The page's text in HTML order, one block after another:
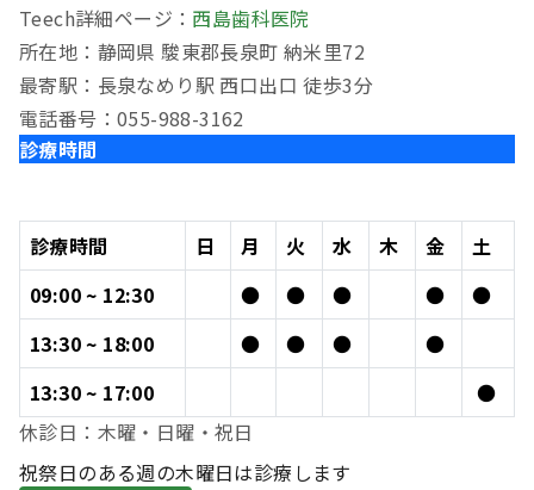
Teech詳細ページ： 西島歯科医院
所在地：静岡県 駿東郡長泉町 納米里72
最寄駅：長泉なめり駅 西口出口 徒歩3分
電話番号：055-988-3162
診療時間
診療時間 日 月 火 水 木 金
土
09:00 ~ 12:30
● ● ● ●
●
13:30 ~ 18:00
● ● ●
●
13:30 ~ 17:00
●
休診日：木曜・日曜・祝日
祝祭日のある週の木曜日は診療します